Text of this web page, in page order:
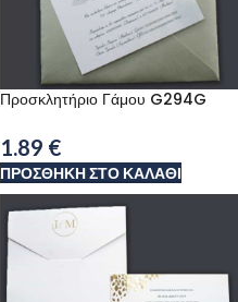
Προσκλητήριο Γάμου G294G
1.89 €
ΠΡΟΣΘΉΚΗ ΣΤΟ ΚΑΛΆΘΙ